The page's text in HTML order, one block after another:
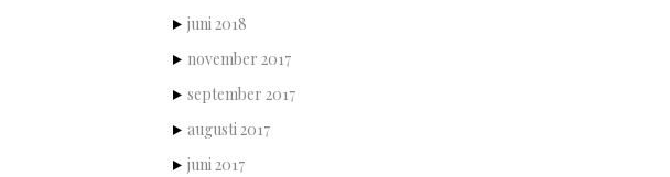
juni 2018
november 2017
september 2017
augusti 2017
juni 2017